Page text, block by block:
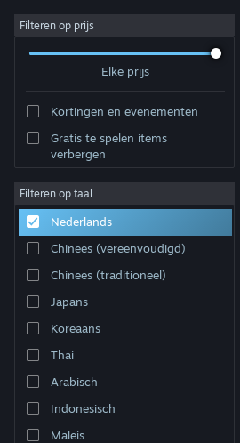
Inloggen
Community
Over
Ondersteuning
Taal wijzigen
Download de mobiele Steam-app
Desktopwebsite weergeven
Filteren op prijs
Elke prijs
Kortingen en evenementen
Gratis te spelen items
verbergen
Filteren op taal
Nederlands
Chinees (vereenvoudigd)
Chinees (traditioneel)
Japans
Koreaans
Thai
Arabisch
Indonesisch
Maleis
Ontwikkelaar: Un Pas Fragile Team
Sorteren op Relevantie
1 resultaat komt overeen met je zoekopdracht.